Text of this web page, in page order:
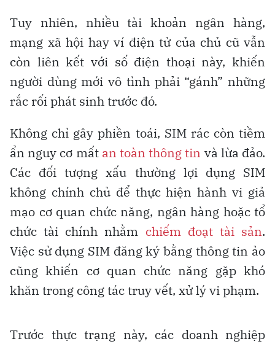
Tuy nhiên, nhiều tài khoản ngân hàng,
mạng xã hội hay ví điện tử của chủ cũ vẫn
còn liên kết với số điện thoại này, khiến
người dùng mới vô tình phải “gánh” những
rắc rối phát sinh trước đó.
Không chỉ gây phiền toái, SIM rác còn tiềm
ẩn nguy cơ mất an toàn thông tin và lừa đảo.
Các đối tượng xấu thường lợi dụng SIM
không chính chủ để thực hiện hành vi giả
mạo cơ quan chức năng, ngân hàng hoặc tổ
chức tài chính nhằm chiếm đoạt tài sản.
Việc sử dụng SIM đăng ký bằng thông tin ảo
cũng khiến cơ quan chức năng gặp khó
khăn trong công tác truy vết, xử lý vi phạm.
Trước thực trạng này, các doanh nghiệp